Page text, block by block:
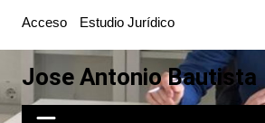
contenido
Acceso Estudio Jurídico
Jose Antonio Bautista